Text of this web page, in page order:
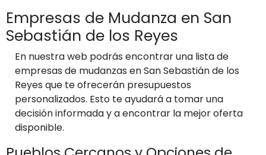
Empresas de Mudanza en San
Sebastián de los Reyes
En nuestra web podrás encontrar una lista de
empresas de mudanzas en San Sebastián de los
Reyes que te ofrecerán presupuestos
personalizados. Esto te ayudará a tomar una
decisión informada y a encontrar la mejor oferta
disponible.